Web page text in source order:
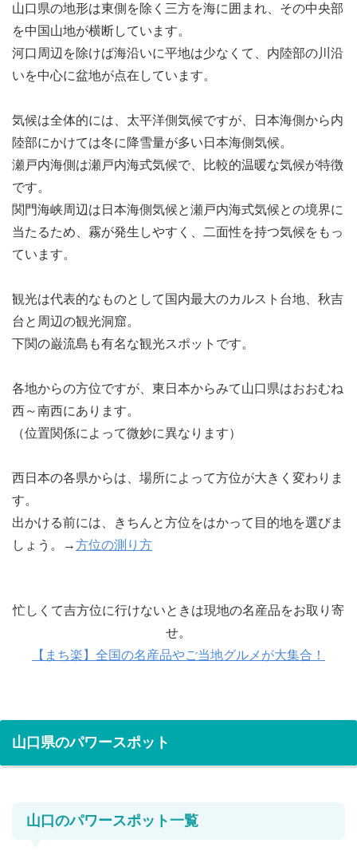
山口県の地形は東側を除く三方を海に囲まれ、その中央部
を中国山地が横断しています。
河口周辺を除けば海沿いに平地は少なくて、内陸部の川沿
いを中心に盆地が点在しています。
気候は全体的には、太平洋側気候ですが、日本海側から内
陸部にかけては冬に降雪量が多い日本海側気候。
瀬戸内海側は瀬戸内海式気候で、比較的温暖な気候が特徴
です。
関門海峡周辺は日本海側気候と瀬戸内海式気候との境界に
当たるため、霧が発生しやすく、二面性を持つ気候をもっ
ています。
観光は代表的なものとして国内最大のカルスト台地、秋吉
台と周辺の観光洞窟。
下関の巌流島も有名な観光スポットです。
各地からの方位ですが、東日本からみて山口県はおおむね
西～南西にあります。
（位置関係によって微妙に異なります）
西日本の各県からは、場所によって方位が大きく変わりま
す。
出かける前には、きちんと方位をはかって目的地を選びま
しょう。→方位の測り方
忙しくて吉方位に行けないときは現地の名産品をお取り寄
せ。
【まち楽】全国の名産品やご当地グルメが大集合！
山口県のパワースポット
山口のパワースポット一覧